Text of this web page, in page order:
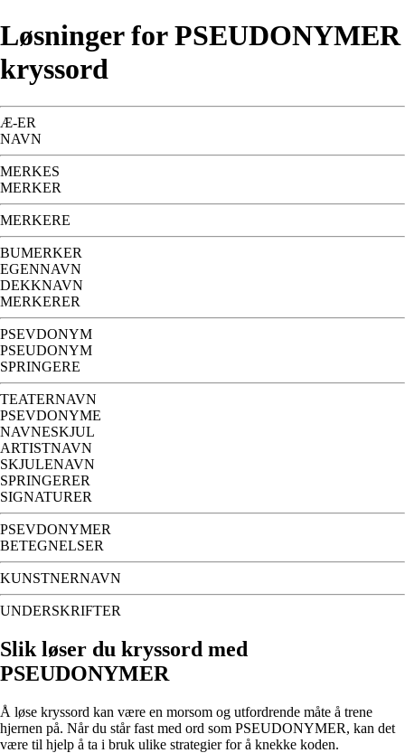
Løsninger for PSEUDONYMER
kryssord
Æ-ER
NAVN
MERKES
MERKER
MERKERE
BUMERKER
EGENNAVN
DEKKNAVN
MERKERER
PSEVDONYM
PSEUDONYM
SPRINGERE
TEATERNAVN
PSEVDONYME
NAVNESKJUL
ARTISTNAVN
SKJULENAVN
SPRINGERER
SIGNATURER
PSEVDONYMER
BETEGNELSER
KUNSTNERNAVN
UNDERSKRIFTER
Slik løser du kryssord med
PSEUDONYMER
Å løse kryssord kan være en morsom og utfordrende måte å trene
hjernen på. Når du står fast med ord som PSEUDONYMER, kan det
være til hjelp å ta i bruk ulike strategier for å knekke koden.